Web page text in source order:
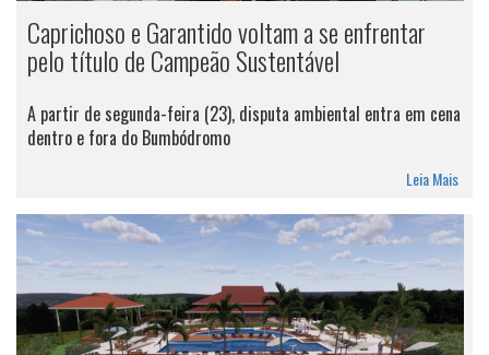
Caprichoso e Garantido voltam a se enfrentar
pelo título de Campeão Sustentável
A partir de segunda-feira (23), disputa ambiental entra em cena
dentro e fora do Bumbódromo
Leia Mais